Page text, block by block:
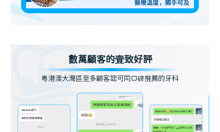
數萬顧客的壹致好評
粵港澳大灣區至多顧客認可同口碑推薦的牙科